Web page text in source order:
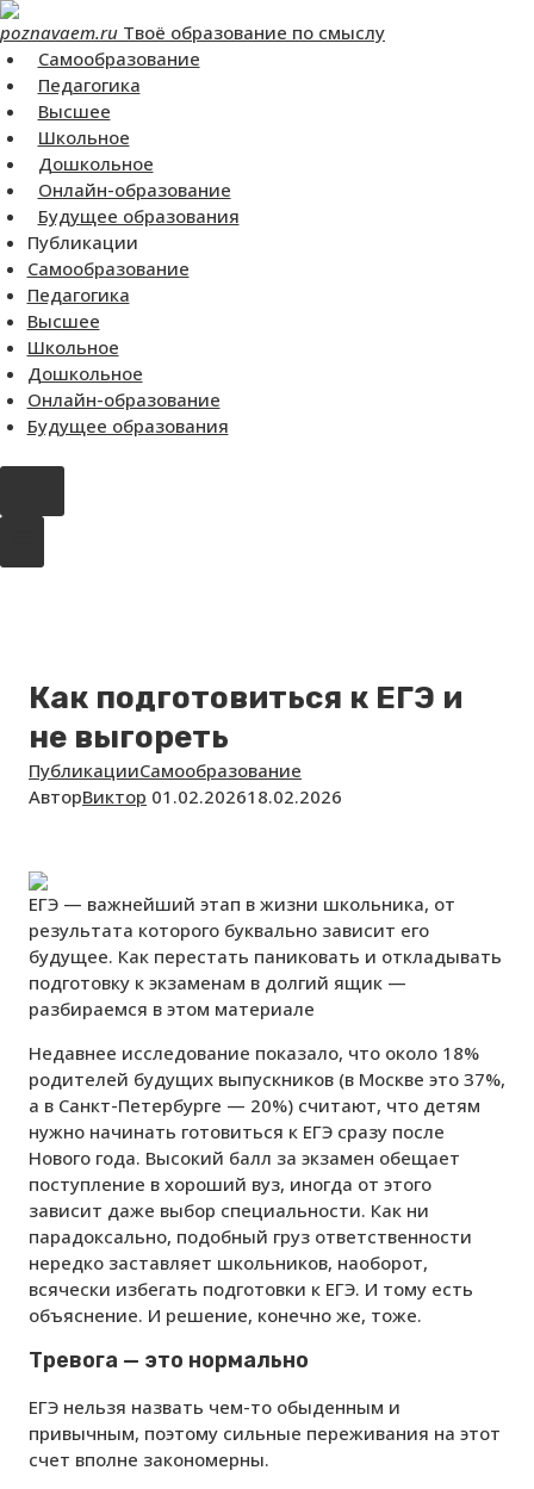
Перейти
к
контенту
poznavaem.ru Твоё образование по смыслу
Самообразование
Педагогика
Высшее
Школьное
Дошкольное
Онлайн-образование
Будущее образования
Публикации
Самообразование
Педагогика
Высшее
Школьное
Дошкольное
Онлайн-образование
Будущее образования
Как подготовиться к ЕГЭ и
не выгореть
ПубликацииСамообразование
АвторВиктор 01.02.202618.02.2026
ЕГЭ — важнейший этап в жизни школьника, от
результата которого буквально зависит его
будущее. Как перестать паниковать и откладывать
подготовку к экзаменам в долгий ящик —
разбираемся в этом материале
Недавнее исследование показало, что около 18%
родителей будущих выпускников (в Москве это 37%,
а в Санкт-Петербурге — 20%) считают, что детям
нужно начинать готовиться к ЕГЭ сразу после
Нового года. Высокий балл за экзамен обещает
поступление в хороший вуз, иногда от этого
зависит даже выбор специальности. Как ни
парадоксально, подобный груз ответственности
нередко заставляет школьников, наоборот,
всячески избегать подготовки к ЕГЭ. И тому есть
объяснение. И решение, конечно же, тоже.
Тревога — это нормально
ЕГЭ нельзя назвать чем-то обыденным и
привычным, поэтому сильные переживания на этот
счет вполне закономерны.